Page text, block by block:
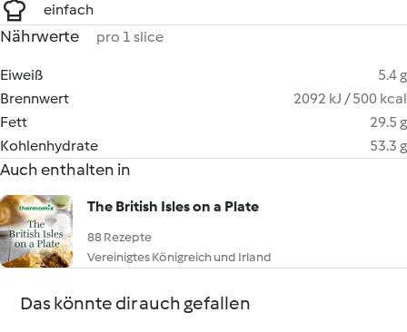
einfach
Nährwerte pro 1 slice
Eiweiß
5.4 g
Brennwert
2092 kJ / 500 kcal
Fett
29.5 g
Kohlenhydrate
53.3 g
Auch enthalten in
The British Isles on a Plate
88 Rezepte
Vereinigtes Königreich und Irland
Das könnte dir auch gefallen